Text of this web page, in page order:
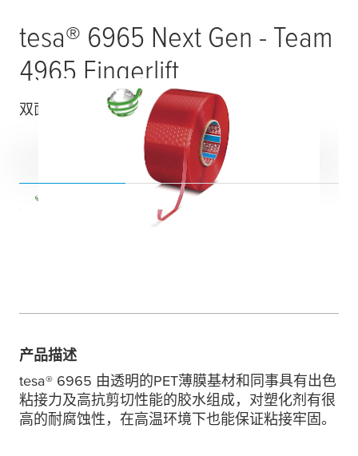
tesa® 6965 Next Gen - Team
4965 Fingerlift
双面薄膜胶带，带有易揭除离型纸
产品描述
tesa® 6965 由透明的PET薄膜基材和同事具有出色
粘接力及高抗剪切性能的胶水组成，对塑化剂有很
高的耐腐蚀性，在高温环境下也能保证粘接牢固。